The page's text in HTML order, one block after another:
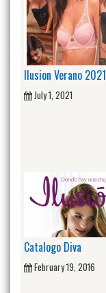
Ilusion Verano 2021
July 1, 2021
Catalogo Diva
February 19, 2016